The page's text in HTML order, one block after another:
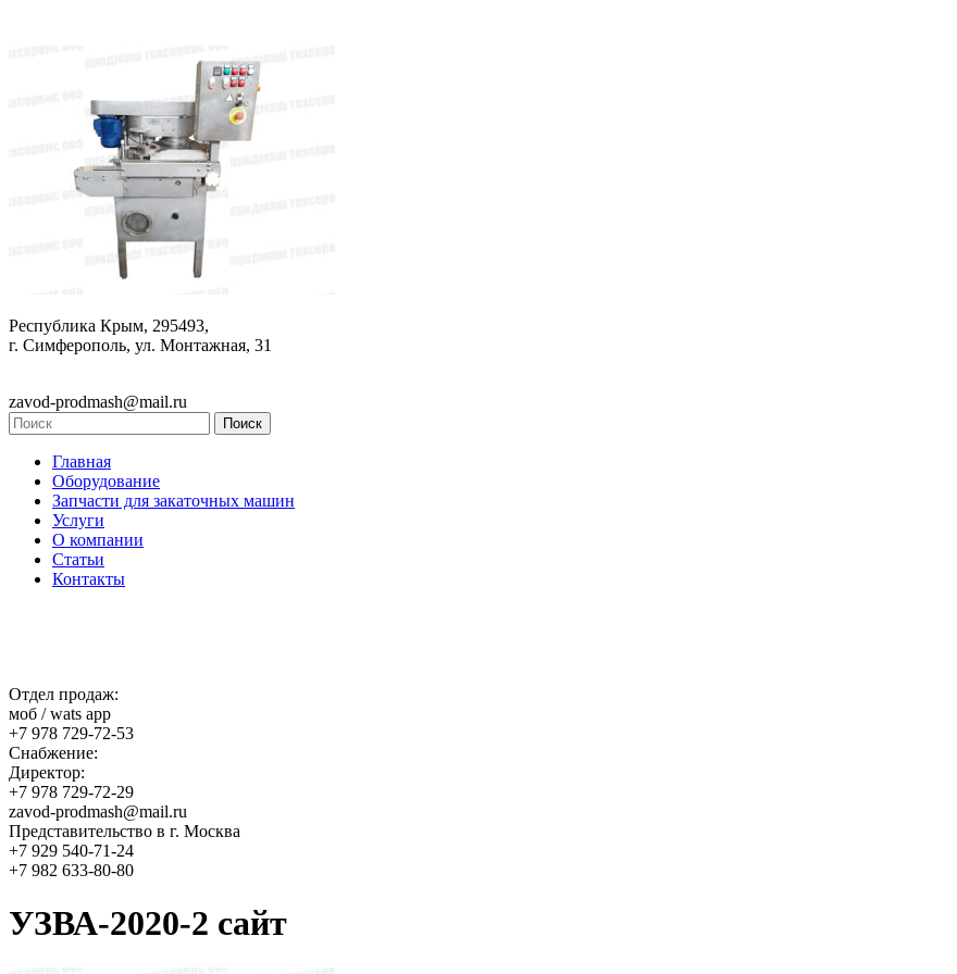
Республика Крым, 295493,
г. Симферополь, ул. Монтажная, 31
zavod-prodmash@mail.ru
Главная
Оборудование
Запчасти для закаточных машин
Услуги
О компании
Статьи
Контакты
Отдел продаж:
моб / wats app
+7 978 729-72-53
Снабжение:
Директор:
+7 978 729-72-29
zavod-prodmash@mail.ru
Представительство в г. Москва
+7 929 540-71-24
+7 982 633-80-80
УЗВА-2020-2 сайт